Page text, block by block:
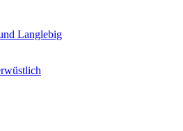
Langlebig